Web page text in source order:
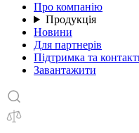
Про компанію
Продукція
Новини
Для партнерів
Підтримка та
Завантажити